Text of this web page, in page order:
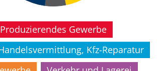
Produzierendes Gewerbe
Kfz-Reparatur